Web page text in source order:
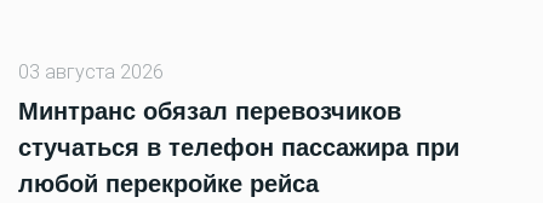
03 августа 2026
Минтранс обязал перевозчиков
стучаться в телефон пассажира при
любой перекройке рейса